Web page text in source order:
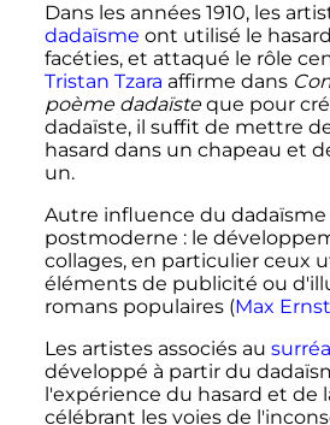
Dans les années 1910, les
dadaïsme ont utilisé le
facéties, et attaqué le rôle
Tristan Tzara affirme dans
poème dadaïsteque pour
dadaïste, il suffit de mettre
hasard dans un chapeau et
un.
Autre influence du
postmoderne : le
collages, en particulier ceux
éléments de publicité ou
romans populaires (Max Ernst
Les artistes associés au
développé à partir du
l'expérience du hasard et de
célébrant les voies de